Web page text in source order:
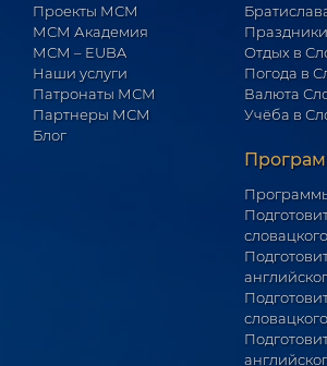
Проекты МСМ
МСМ Академия
МСМ – EUBA
Наши услуги
Патронаты МСМ
Партнеры МСМ
Блог
Отдых в
Погода в
Валюта
Учёба в
словацкого